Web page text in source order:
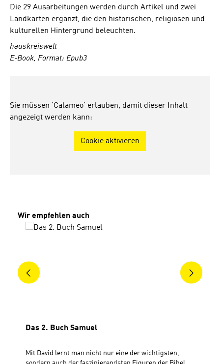
Die 29 Ausarbeitungen werden durch Artikel und zwei
Landkarten ergänzt, die den historischen, religiösen und
kulturellen Hintergrund beleuchten.
hauskreiswelt
E-Book, Format: Epub3
Sie müssen 'Calameo' erlauben, damit dieser Inhalt
angezeigt werden kann:
Cookie aktivieren
Produktgalerie überspringen
Wir empfehlen auch
Das 2. Buch Samuel
Mit David lernt man nicht nur eine der wichtigsten,